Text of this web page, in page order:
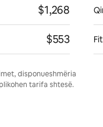
$1,268
$553
disponueshmëria
tarifa shtesë.